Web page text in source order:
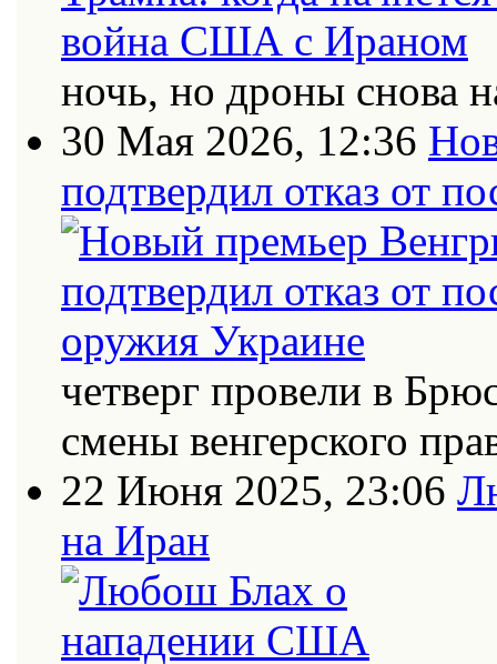
ночь, но дроны снова
30 Мая 2026, 12:36
подтвердил отказ от
четверг провели в
смены венгерского
22 Июня 2025, 23:06
на Иран